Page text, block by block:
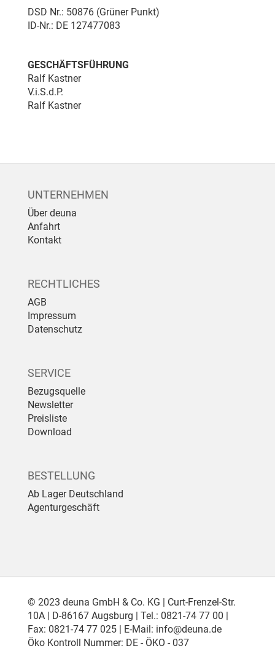
DSD Nr.: 50876 (Grüner Punkt)
ID-Nr.: DE 127477083
GESCHÄFTSFÜHRUNG
Ralf Kastner
V.i.S.d.P.
Ralf Kastner
UNTERNEHMEN
Über deuna
Anfahrt
Kontakt
RECHTLICHES
AGB
Impressum
Datenschutz
SERVICE
Bezugsquelle
Newsletter
Preisliste
Download
BESTELLUNG
Ab Lager Deutschland
Agenturgeschäft
© 2023 deuna GmbH & Co. KG | Curt-Frenzel-Str.
10A | D-86167 Augsburg | Tel.: 0821-74 77 00 |
Fax: 0821-74 77 025 | E-Mail: info@deuna.de
Öko Kontroll Nummer: DE - ÖKO - 037